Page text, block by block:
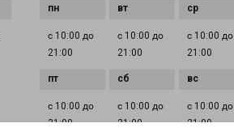
с 10:00 до
21:00
с 10:00 до
21:00
с 10:00 до
21:00
с 10:00 до
21:00
с 10:00 до
21:00
с 10:00 до
21:00